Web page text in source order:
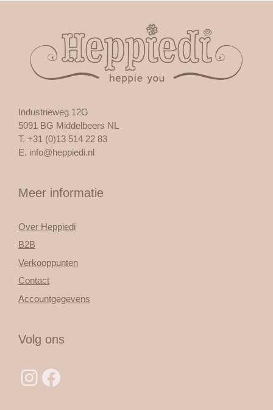
Industrieweg 12G
5091 BG Middelbeers NL
T. +31 (0)13 514 22 83
E. info@heppiedi.nl
Meer informatie
Over Heppiedi
B2B
Verkooppunten
Contact
Accountgegevens
Volg ons
Instagram
Facebook